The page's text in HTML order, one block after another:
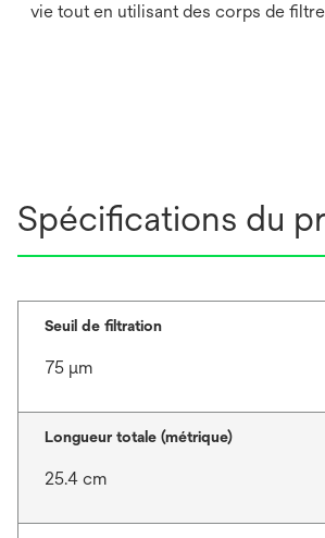
vie tout en utilisant des corps de
Spécifications du
Seuil de filtration
75 μm
Longueur totale (métrique)
25.4 cm